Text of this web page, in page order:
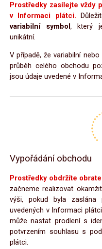
Prostředky zasílejte vždy
v Informaci plátci.
variabilní symbol, který
unikátní.
V případě, že variabilní
průběh celého obchodu
jsou údaje uvedené v
Vypořádání obchodu
Prostředky obdržíte
začneme realizovat
výši, pokud byla zaslána
uvedených v Informaci
může nastat prodlení s
potvrzením souhlasu s
plátci.